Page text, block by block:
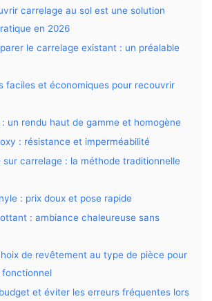
carrelage au sol est une solution
en 2026
le carrelage existant : un préalable
faciles et économiques pour recouvrir
un rendu haut de gamme et homogène
: résistance et imperméabilité
sur carrelage : la méthode traditionnelle
: prix doux et pose rapide
: ambiance chaleureuse sans
de revêtement au type de pièce pour
fonctionnel
et éviter les erreurs fréquentes lors